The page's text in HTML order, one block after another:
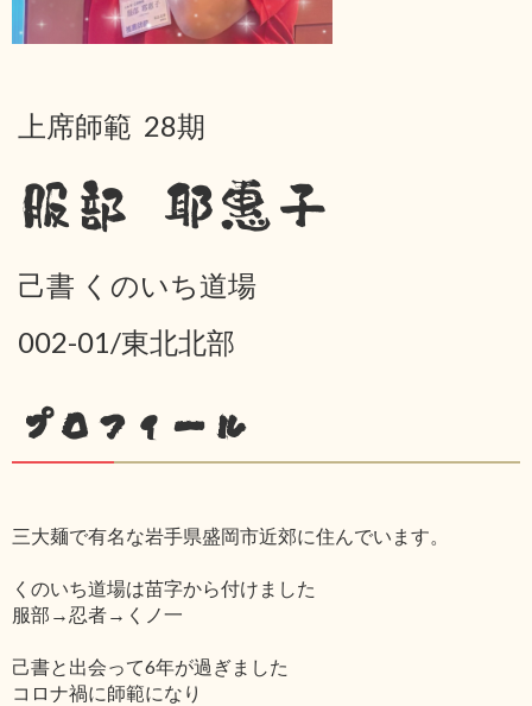
上席師範 28期
服部 耶惠子
己書 くのいち道場
002-01/東北北部
プロフィール
三大麺で有名な岩手県盛岡市近郊に住んでいます。
くのいち道場は苗字から付けました
服部→忍者→くノ一
己書と出会って6年が過ぎました
コロナ禍に師範になり